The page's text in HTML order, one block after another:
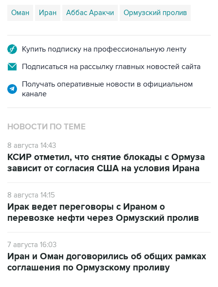
Оман Иран Аббас Аракчи Ормузский пролив
Купить подписку на профессиональную ленту
Подписаться на рассылку главных новостей сайта
Получать оперативные новости в официальном
канале
НОВОСТИ ПО ТЕМЕ
8 августа 14:43
КСИР отметил, что снятие блокады с Ормуза
зависит от согласия США на условия Ирана
8 августа 14:15
Ирак ведет переговоры с Ираном о
перевозке нефти через Ормузский пролив
7 августа 16:03
Иран и Оман договорились об общих рамках
соглашения по Ормузскому проливу